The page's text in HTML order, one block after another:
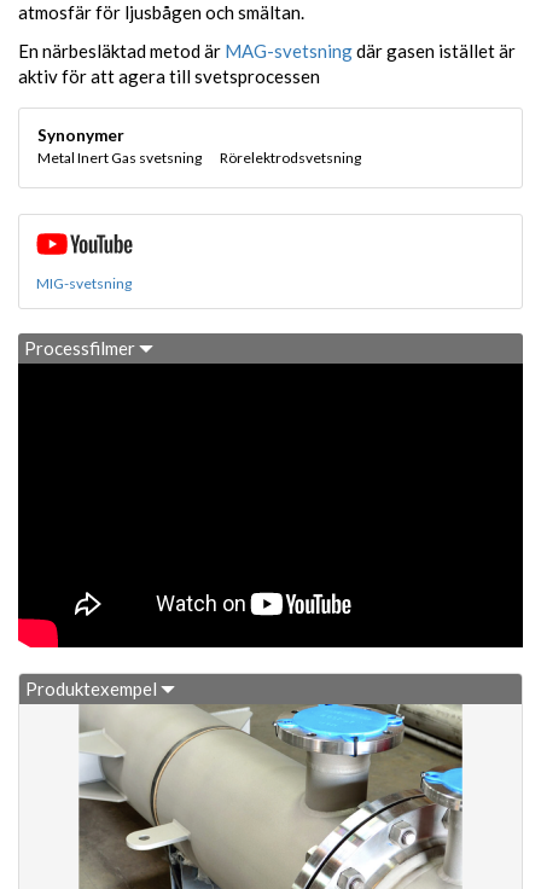
atmosfär för ljusbågen och smältan.
En närbesläktad metod är MAG-svetsningdär gasen istället är
aktiv för att agera till svetsprocessen
Synonymer
Metal Inert Gas svetsning Rörelektrodsvetsning
MIG-svetsning
Processfilmer
Produktexempel